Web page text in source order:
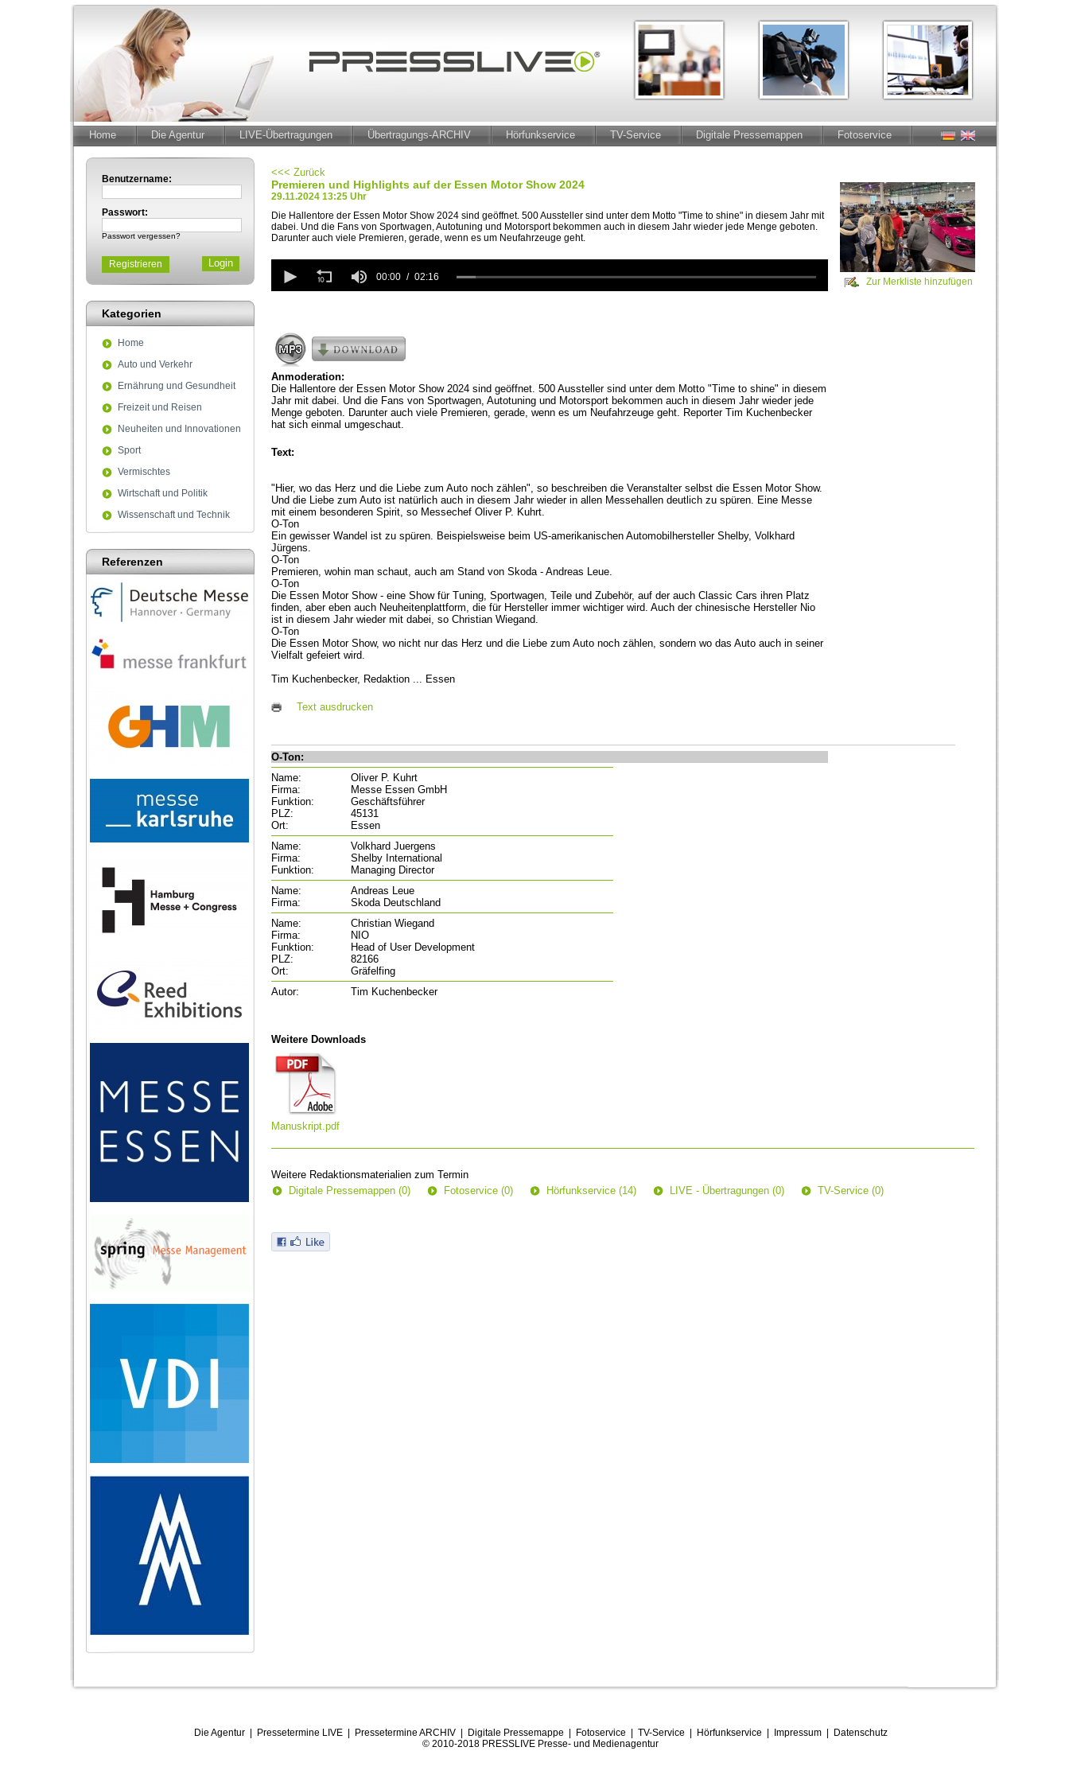
Home Die Agentur LIVE-Übertragungen Übertragungs-ARCHIV Hörfunkservice TV-Service Digitale Pressemappen Fotoservice
Benutzername:
Passwort:
Passwort vergessen?
Registrieren
Kategorien
Home
Auto und Verkehr
Ernährung und Gesundheit
Freizeit und Reisen
Neuheiten und Innovationen
Sport
Vermischtes
Wirtschaft und Politik
Wissenschaft und Technik
Referenzen
<<< Zurück
Premieren und Highlights auf der Essen Motor Show 2024
29.11.2024 13:25 Uhr
Die Hallentore der Essen Motor Show 2024 sind geöffnet. 500 Aussteller sind unter dem Motto "Time to shine" in diesem Jahr mit
dabei. Und die Fans von Sportwagen, Autotuning und Motorsport bekommen auch in diesem Jahr wieder jede Menge geboten.
Darunter auch viele Premieren, gerade, wenn es um Neufahrzeuge geht.
seconds
of
secondsVolume
90%
00:00 02:16 Zur Merkliste hinzufügen
Anmoderation:
Die Hallentore der Essen Motor Show 2024 sind geöffnet. 500 Aussteller sind unter dem Motto "Time to shine" in diesem
Jahr mit dabei. Und die Fans von Sportwagen, Autotuning und Motorsport bekommen auch in diesem Jahr wieder jede
Menge geboten. Darunter auch viele Premieren, gerade, wenn es um Neufahrzeuge geht. Reporter Tim Kuchenbecker
hat sich einmal umgeschaut.
Text:
"Hier, wo das Herz und die Liebe zum Auto noch zählen", so beschreiben die Veranstalter selbst die Essen Motor Show.
Und die Liebe zum Auto ist natürlich auch in diesem Jahr wieder in allen Messehallen deutlich zu spüren. Eine Messe
mit einem besonderen Spirit, so Messechef Oliver P. Kuhrt.
O-Ton
Ein gewisser Wandel ist zu spüren. Beispielsweise beim US-amerikanischen Automobilhersteller Shelby, Volkhard
Jürgens.
O-Ton
Premieren, wohin man schaut, auch am Stand von Skoda - Andreas Leue.
O-Ton
Die Essen Motor Show - eine Show für Tuning, Sportwagen, Teile und Zubehör, auf der auch Classic Cars ihren Platz
finden, aber eben auch Neuheitenplattform, die für Hersteller immer wichtiger wird. Auch der chinesische Hersteller Nio
ist in diesem Jahr wieder mit dabei, so Christian Wiegand.
O-Ton
Die Essen Motor Show, wo nicht nur das Herz und die Liebe zum Auto noch zählen, sondern wo das Auto auch in seiner
Vielfalt gefeiert wird.
Tim Kuchenbecker, Redaktion ... Essen
Text ausdrucken
O-Ton:
Name:
Oliver P. Kuhrt
Firma:
Messe Essen GmbH
Funktion:
Geschäftsführer
PLZ:
45131
Ort:
Essen
Name:
Volkhard Juergens
Firma:
Shelby International
Funktion:
Managing Director
Name:
Andreas Leue
Firma:
Skoda Deutschland
Name:
Christian Wiegand
Firma:
NIO
Funktion:
Head of User Development
PLZ:
82166
Ort:
Gräfelfing
Autor:
Tim Kuchenbecker
Weitere Downloads
Manuskript.pdf
Weitere Redaktionsmaterialien zum Termin
Digitale Pressemappen (0)
Fotoservice (0) Hörfunkservice (14) LIVE - Übertragungen (0) TV-Service (0)
Die Agentur| Pressetermine LIVE| Pressetermine ARCHIV| Digitale Pressemappe Fotoservice TV-Service Hörfunkservice Impressum| Datenschutz
© 2010-2018 PRESSLIVE Presse- und Medienagentur